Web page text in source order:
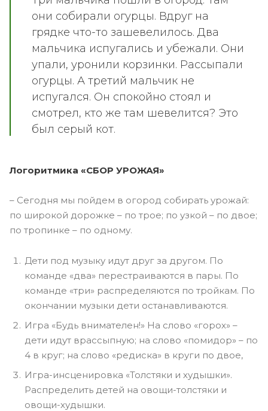
они собирали огурцы. Вдруг на
грядке что-то зашевелилось. Два
мальчика испугались и убежали. Они
упали, уронили корзинки. Рассыпали
огурцы. А третий мальчик не
испугался. Он спокойно стоял и
смотрел, кто же там шевелится? Это
был серый кот.
Логоритмика «СБОР УРОЖАЯ»
– Сегодня мы пойдем в огород собирать урожай:
по широкой дорожке – по трое; по узкой – по двое;
по тропинке – по одному.
Дети под музыку идут друг за другом. По
команде «два» перестраиваются в пары. По
команде «три» распределяются по тройкам. По
окончании музыки дети останавливаются.
Игра «Будь внимателен!» На слово «горох» –
дети идут врассыпную; на слово «помидор» – по
4 в круг; на слово «редиска» в круги по двое,
Игра-инсценировка «Толстяки и худышки».
Распределить детей на овощи-толстяки и
овощи-худышки.